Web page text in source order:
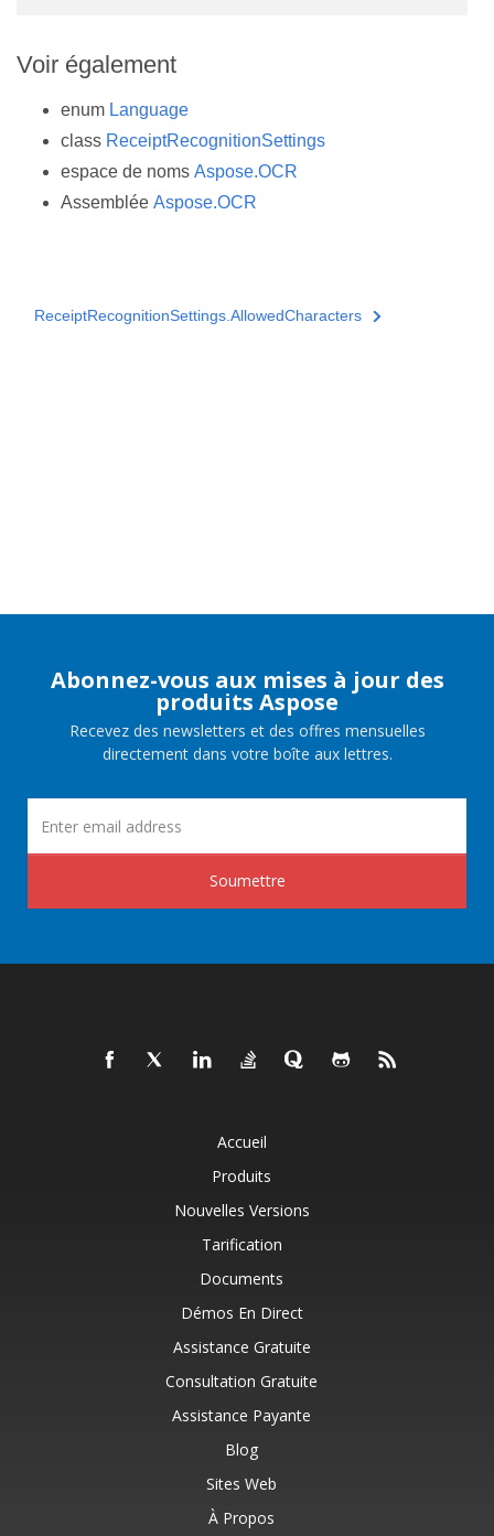
Voir également
enum Language
class ReceiptRecognitionSettings
espace de noms Aspose.OCR
Assemblée Aspose.OCR
ReceiptRecognitionSettings.AllowedCharacters
Abonnez-vous aux mises à jour des
produits Aspose
Recevez des newsletters et des offres mensuelles
directement dans votre boîte aux lettres.
Soumettre
Accueil
Produits
Nouvelles Versions
Tarification
Documents
Démos En Direct
Assistance Gratuite
Consultation Gratuite
Assistance Payante
Blog
Sites Web
À Propos